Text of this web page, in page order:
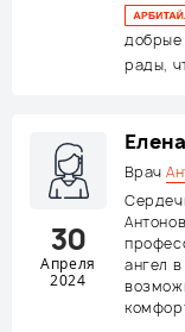
добрые
рады,
30
Апреля
2024
Врач
ангел